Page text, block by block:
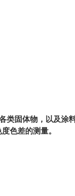
类固体物，以及涂
色差的测量。